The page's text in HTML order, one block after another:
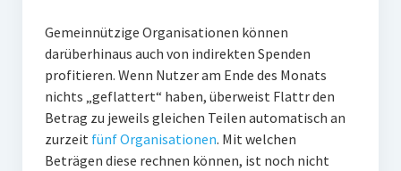
Gemeinnützige Organisationen können
darüberhinaus auch von indirekten Spenden
profitieren. Wenn Nutzer am Ende des Monats
nichts „geflattert“ haben, überweist Flattr den
Betrag zu jeweils gleichen Teilen automatisch an
zurzeit fünf Organisationen. Mit welchen
Beträgen diese rechnen können, ist noch nicht